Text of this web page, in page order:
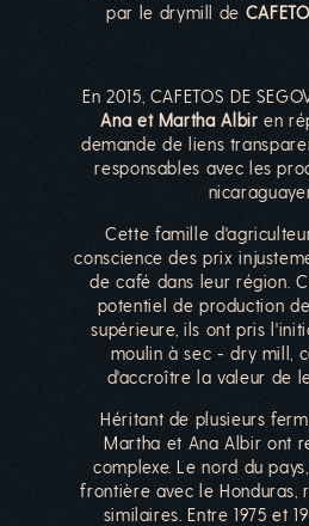
par le drymill de
En 2015, CAFETOS DE
Ana et Martha Albir en
demande de liens
responsables avec les
Cette famille
conscience des prix
de café dans leur région.
potentiel de production
supérieure, ils ont pris
moulin à sec - dry mill,
d'accroître la valeur de
Héritant de plusieurs
Martha et Ana Albir ont
complexe. Le nord du
frontière avec le Honduras,
similaires. Entre 1975 et